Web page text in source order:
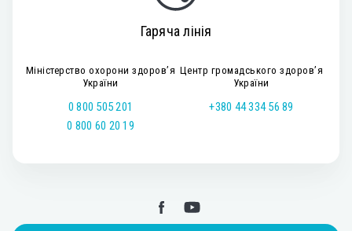
Гаряча лінія
Міністерство охорони здоров’я
України
0 800 505 201
0 800 60 20 19
Центр громадського здоров’я
України
+380 44 334 56 89